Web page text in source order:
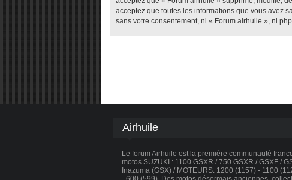
acceptez que toutes les informations que vous avez
sans votre consentement, ni « Forum airhuile », ni
Airhuile
Le forum Airhuile est la première communauté
motos SUZUKI : 1100 GSXR / 750 GSXR / GSXF /
Inazuma (GSX) / MOTEURS: 1200 (1157) - 1100